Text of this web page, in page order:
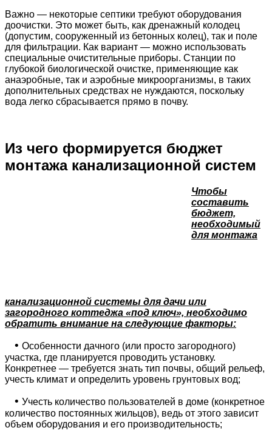
Важно — некоторые септики требуют оборудования
доочистки. Это может быть, как дренажный колодец
(допустим, сооруженный из бетонных колец), так и поле
для фильтрации. Как вариант — можно использовать
специальные очистительные приборы. Станции по
глубокой биологической очистке, применяющие как
анаэробные, так и аэробные микроорганизмы, в таких
дополнительных средствах не нуждаются, поскольку
вода легко сбрасывается прямо в почву.
Из чего формируется бюджет
монтажа канализационной систем
Чтобы
составить
бюджет,
необходимый
для монтажа
канализационной системы для дачи или
загородного коттеджа «под ключ», необходимо
обратить внимание на следующие факторы:
• Особенности дачного (или просто загородного)
участка, где планируется проводить установку.
Конкретнее — требуется знать тип почвы, общий рельеф,
учесть климат и определить уровень грунтовых вод;
• Учесть количество пользователей в доме (конкретное
количество постоянных жильцов), ведь от этого зависит
объем оборудования и его производительность;